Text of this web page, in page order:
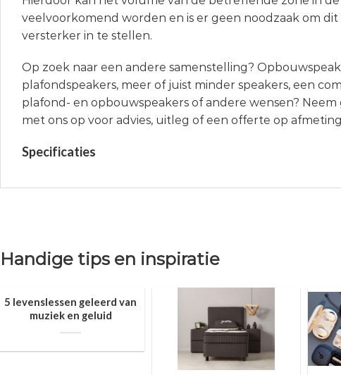
veelvoorkomend worden en is er geen noodzaak om dit
versterker in te stellen.
Op zoek naar een andere samenstelling?
plafondspeakers, meer of juist minder speakers, een
plafond- en opbouwspeakers of andere wensen?
met ons op voor advies, uitleg of een offerte op
Specificaties
Handige tips en inspiratie
5 levenslessen geleerd van
muziek en geluid